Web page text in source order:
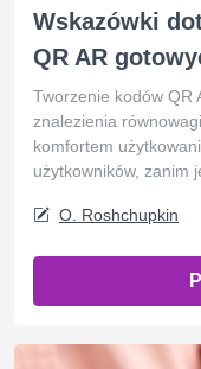
Wskazówki
QR AR
Tworzenie kodów QR
znalezienia
komfortem
użytkowników, zanim
O. Roshchupkin